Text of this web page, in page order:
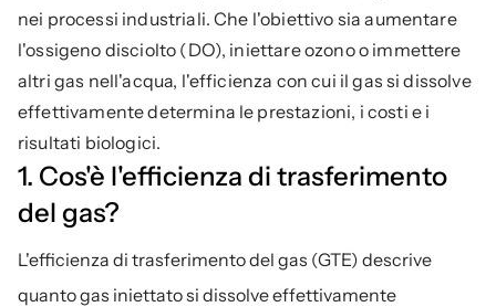
nei processi industriali. Che l'obiettivo sia aumentare
l'ossigeno disciolto (DO), iniettare ozono o immettere
altri gas nell'acqua, l'efficienza con cui il gas si dissolve
effettivamente determina le prestazioni, i costi e i
risultati biologici.
1. Cos'è l'efficienza di trasferimento
del gas?
L'efficienza di trasferimento del gas (GTE) descrive
quanto gas iniettato si dissolve effettivamente